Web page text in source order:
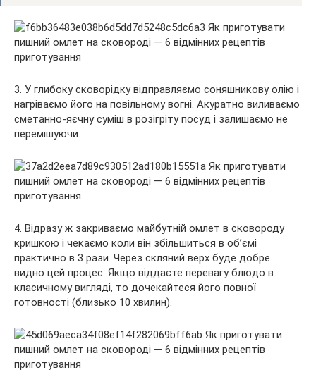
3. У глибоку сковорідку відправляємо соняшникову олію і
нагріваємо його на повільному вогні. Акуратно виливаємо
сметанно-яєчну суміш в розігріту посуд і залишаємо не
перемішуючи.
4. Відразу ж закриваємо майбутній омлет в сковороду
кришкою і чекаємо коли він збільшиться в об’ємі
практично в 3 рази. Через скляний верх буде добре
видно цей процес. Якщо віддаєте перевагу блюдо в
класичному вигляді, то дочекайтеся його повної
готовності (близько 10 хвилин).